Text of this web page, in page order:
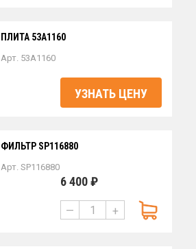
ПЛИТА 53A1160
Арт. 53A1160
УЗНАТЬ ЦЕНУ
ФИЛЬТР SP116880
Арт. SP116880
6 400 ₽
— +